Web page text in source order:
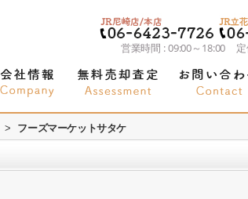
営業時間 : 09:00～18:00 定
> フーズマーケットサタケ